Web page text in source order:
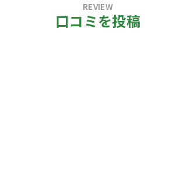
REVIEW
口コミを投稿